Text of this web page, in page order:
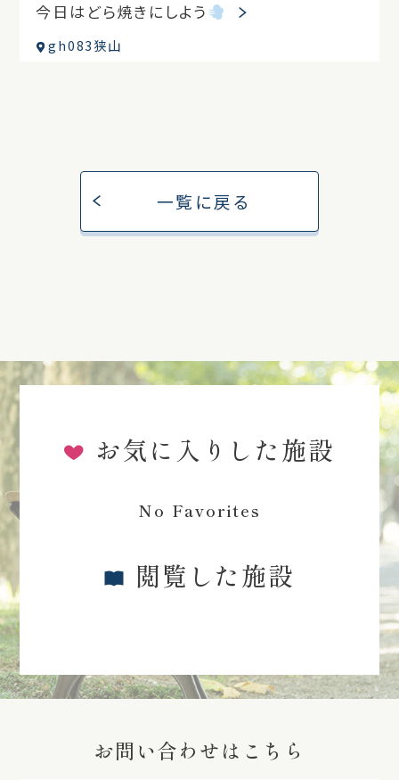
今日はどら焼きにしよう
gh083狭山
一覧に戻る
お気に入りした施設
No Favorites
閲覧した施設
お問い合わせはこちら